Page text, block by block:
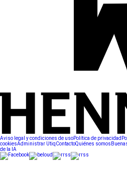
Aviso legal y condiciones de usoPolítica de privacidad
cookiesAdministrar UtiqContactoQuiénes somos
de la IA